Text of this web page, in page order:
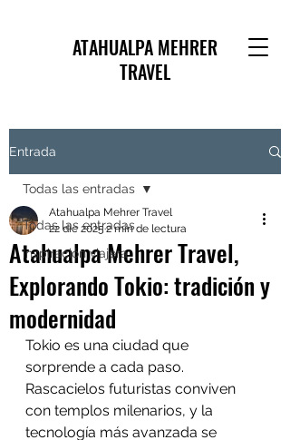
ATAHUALPA MEHRER
TRAVEL
Entrada
Todas las entradas
Inspiración viajera
Todas las entradas
Atahualpa Mehrer Travel,
Explorando Tokio: tradición y
modernidad
Atahualpa Mehrer Travel
22 dic 20252 min de lectura
Tokio es una ciudad que
sorprende a cada paso.
Rascacielos futuristas conviven
con templos milenarios, y la
tecnología más avanzada se